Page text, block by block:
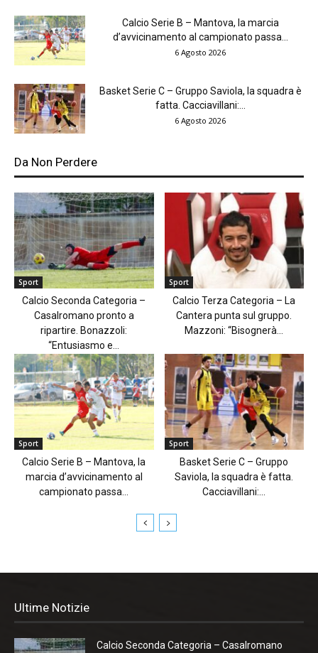
Calcio Serie B – Mantova, la marcia
d’avvicinamento al campionato passa...
6 Agosto 2026
Basket Serie C – Gruppo Saviola, la squadra è
fatta. Cacciavillani:...
6 Agosto 2026
Da Non Perdere
Sport
Calcio Seconda Categoria –
Casalromano pronto a
ripartire. Bonazzoli:
“Entusiasmo e...
Sport
Calcio Terza Categoria – La
Cantera punta sul gruppo.
Mazzoni: “Bisognerà...
Sport
Calcio Serie B – Mantova, la
marcia d’avvicinamento al
campionato passa...
Sport
Basket Serie C – Gruppo
Saviola, la squadra è fatta.
Cacciavillani:...
Ultime Notizie
Calcio Seconda Categoria – Casalromano